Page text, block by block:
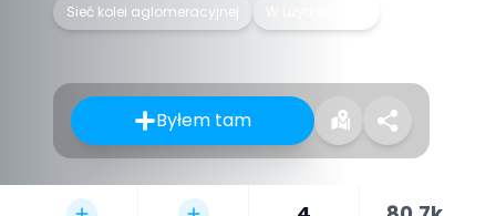
Sieć kolei aglomeracyjnej
Byłem tam